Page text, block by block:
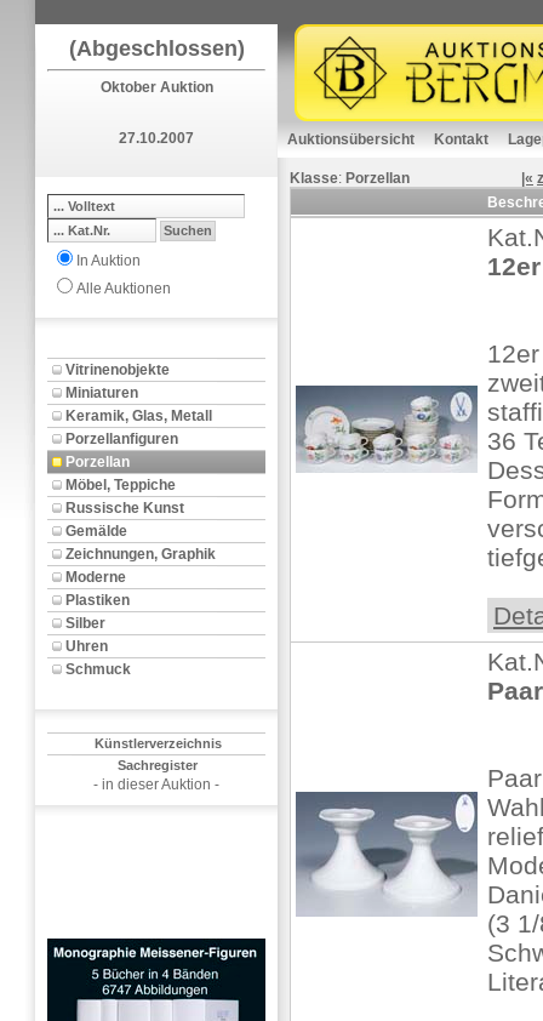
(Abgeschlossen)
Oktober Auktion
27.10.2007
In Auktion
Alle Auktionen
Vitrinenobjekte
Miniaturen
Keramik, Glas, Metall
Porzellanfiguren
Porzellan
Möbel, Teppiche
Russische Kunst
Gemälde
Zeichnungen, Graphik
Moderne
Plastiken
Silber
Uhren
Schmuck
Künstlerverzeichnis
Sachregister
- in dieser Auktion -
Auktionsübersicht Kontakt
Klasse: Porzellan |«
36
(3